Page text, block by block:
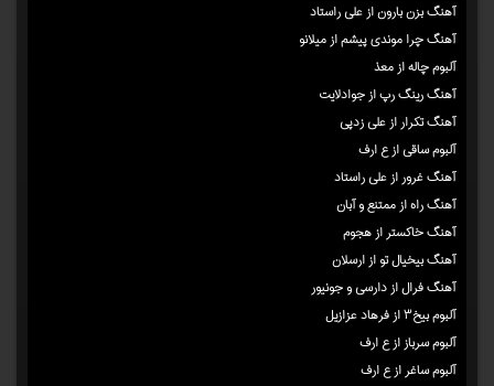
آهنگ بزن بارون از علی راستاد
آهنگ چرا موندی پیشم از میلانو
آلبوم چاله از معذ
آهنگ رینگ رپ از جوادلایت
آهنگ تکرار از علی زدپی
آلبوم ساقی از ع ارف
آهنگ غرور از علی راستاد
آهنگ راه از ممتنع و آبان
آهنگ خاکستر از هجوم
آهنگ بیخیال تو از ارسلان
آهنگ فرال از دارسی و جونیور
آلبوم بیخ۳ از فرهاد عزازیل
آلبوم سرباز از ع ارف
آلبوم ساغر از ع ارف